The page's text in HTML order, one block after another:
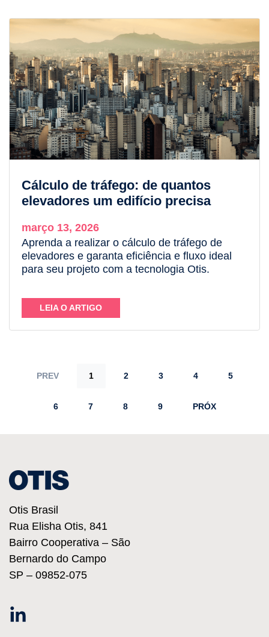
Cálculo de tráfego: de quantos
elevadores um edifício precisa
março 13, 2026
Aprenda a realizar o cálculo de tráfego de
elevadores e garanta eficiência e fluxo ideal
para seu projeto com a tecnologia Otis.
LEIA O ARTIGO
PREV 1 2 3 4 5
6 7 8 9 PRÓX
Otis Brasil
Rua Elisha Otis, 841
Bairro Cooperativa – São
Bernardo do Campo
SP – 09852-075